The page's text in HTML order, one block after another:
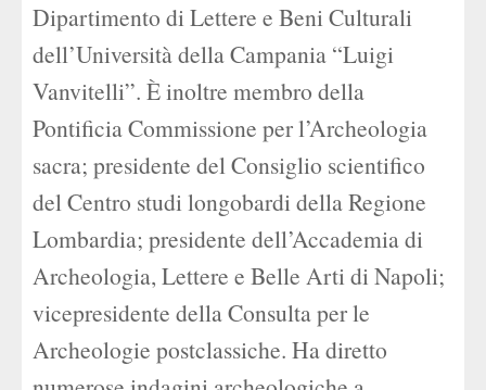
Dipartimento di Lettere e Beni Culturali
dell’Università della Campania “Luigi
Vanvitelli”. È inoltre membro della
Pontificia Commissione per l’Archeologia
sacra; presidente del Consiglio scientifico
del Centro studi longobardi della Regione
Lombardia; presidente dell’Accademia di
Archeologia, Lettere e Belle Arti di Napoli;
vicepresidente della Consulta per le
Archeologie postclassiche. Ha diretto